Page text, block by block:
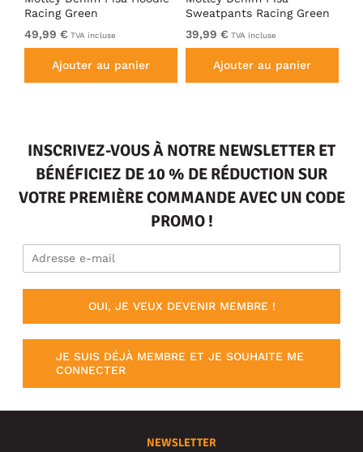
Racing Green
49,99 € TVA incluse
Ajouter au panier
Sweatpants Racing Green
39,99 € TVA incluse
Ajouter au panier
INSCRIVEZ-VOUS À NOTRE NEWSLETTER ET
BÉNÉFICIEZ DE 10 % DE RÉDUCTION SUR
VOTRE PREMIÈRE COMMANDE AVEC UN CODE
PROMO !
OUI, JE VEUX DEVENIR MEMBRE !
JE SUIS DÉJÀ MEMBRE ET JE SOUHAITE ME
CONNECTER
NEWSLETTER